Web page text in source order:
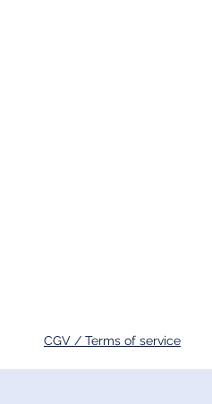
CGV / Terms of service